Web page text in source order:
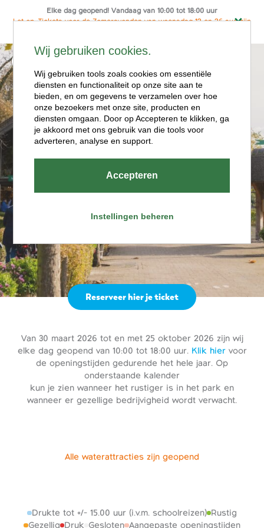
Elke dag geopend! Vandaag van 10:00 tot 18:00 uur
Let op: Tickets voor de Zomeravonden van woensdag 12 en 26 aug zijn
Ga
naar
de
inhoud
Openingstijde
n
Van 30 maart 2026 tot en met 25 oktober 2026 zijn wij
elke dag geopend van 10:00 tot 18:00 uur. Klik hiervoor
de openingstijden gedurende het hele jaar. Op
onderstaande kalender
kun je zien wanneer het rustiger is in het park en
wanneer er gezellige bedrijvigheid wordt verwacht.
Reserveer hier je ticket
Alle waterattracties zijn geopend
Aangepaste openingstijden
Druk
Drukte tot +/- 15.00 uur (i.v.m. schoolreizen)
Gesloten
Gezellig
Rustig
Wij gebruiken cookies.
Wij gebruiken tools zoals cookies om essentiële
diensten en functionaliteit op onze site aan te
bieden, en om gegevens te verzamelen over hoe
onze bezoekers met onze site, producten en
diensten omgaan. Door op Accepteren te klikken, ga
je akkoord met ons gebruik van die tools voor
adverteren, analyse en support.
Accepteren
Instellingen beheren